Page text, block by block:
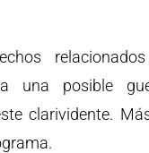
una posible
clarividente.